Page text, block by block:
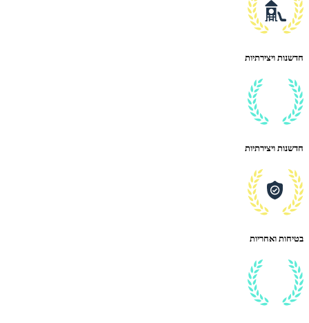
חדשנות ויצירתיות
חדשנות ויצירתיות
בטיחות ואחריות